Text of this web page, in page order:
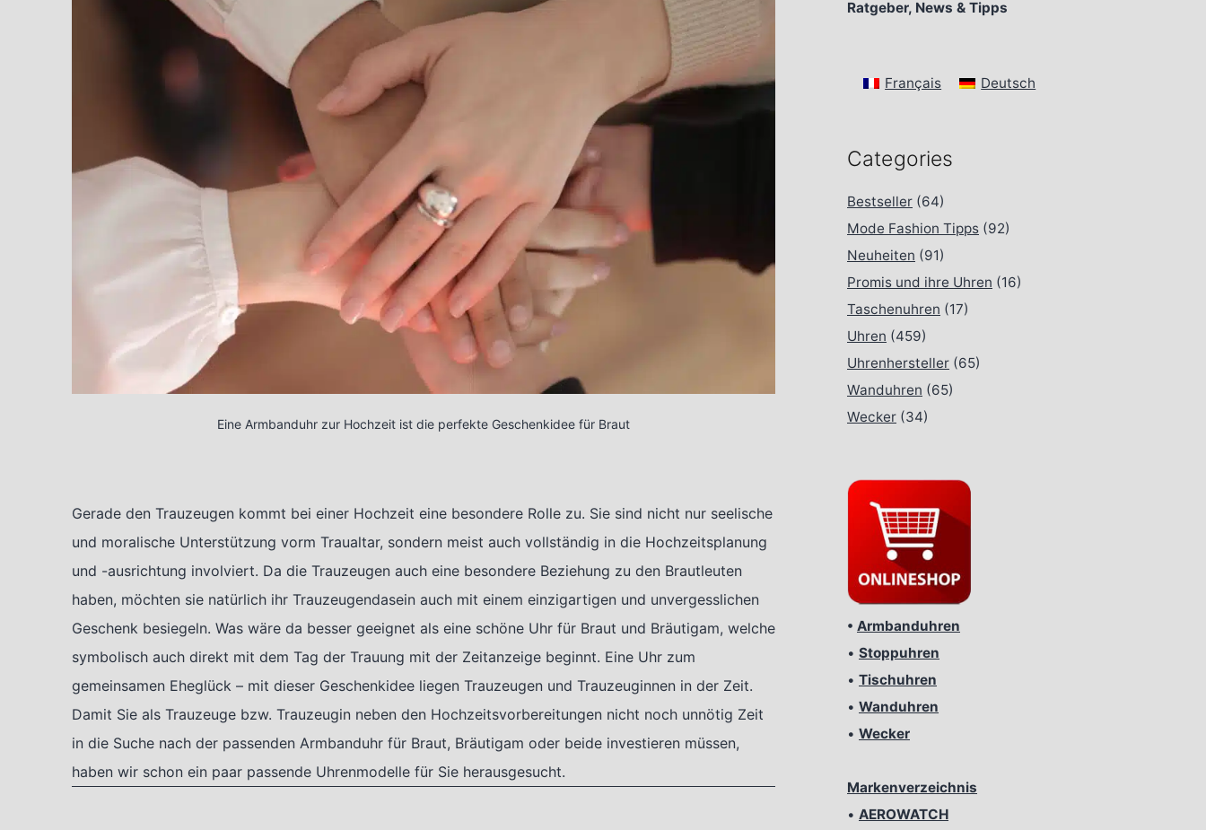
Eine Armbanduhr zur Hochzeit ist die perfekte Geschenkidee für Braut
Gerade den Trauzeugen kommt bei einer Hochzeit eine besondere Rolle zu. Sie sind nicht nur seelische
und moralische Unterstützung vorm Traualtar, sondern meist auch vollständig in die Hochzeitsplanung
und -ausrichtung involviert. Da die Trauzeugen auch eine besondere Beziehung zu den Brautleuten
haben, möchten sie natürlich ihr Trauzeugendasein auch mit einem einzigartigen und unvergesslichen
Geschenk besiegeln. Was wäre da besser geeignet als eine schöne Uhr für Braut und Bräutigam, welche
symbolisch auch direkt mit dem Tag der Trauung mit der Zeitanzeige beginnt. Eine Uhr zum
gemeinsamen Eheglück – mit dieser Geschenkidee liegen Trauzeugen und Trauzeuginnen in der Zeit.
Damit Sie als Trauzeuge bzw. Trauzeugin neben den Hochzeitsvorbereitungen nicht noch unnötig Zeit
in die Suche nach der passenden Armbanduhr für Braut, Bräutigam oder beide investieren müssen,
haben wir schon ein paar passende Uhrenmodelle für Sie herausgesucht.
Ratgeber, News & Tipps
Français Deutsch
Categories
Bestseller (64)
Mode Fashion Tipps (92)
Neuheiten (91)
Promis und ihre Uhren (16)
Taschenuhren (17)
Uhren (459)
Uhrenhersteller (65)
Wanduhren (65)
Wecker (34)
• Armbanduhren
• Stoppuhren
• Tischuhren
• Wanduhren
• Wecker
Markenverzeichnis
• AEROWATCH